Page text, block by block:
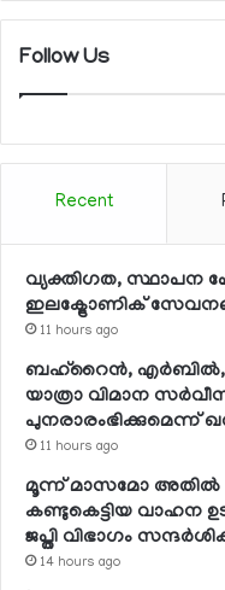
Follow Us
Recent
വ്യക്തിഗത, സ്ഥാപന
ഇലക്ട്രോണിക്
11 hours ago
ബഹ്റൈന്‍, എര്‍ബില്‍,
യാത്രാ വിമാന
11 hours ago
മൂന്ന് മാസമോ അതില്‍
കണ്ടുകെട്ടിയ വാഹന
ജപ്തി വിഭാഗം
14 hours ago